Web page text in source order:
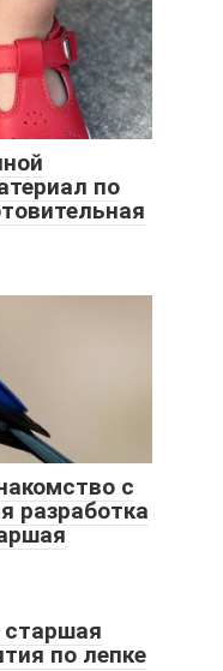
по
с
разработка
по лепке